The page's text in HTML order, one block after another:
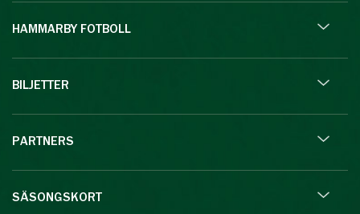
HAMMARBY FOTBOLL
BILJETTER
PARTNERS
SÄSONGSKORT